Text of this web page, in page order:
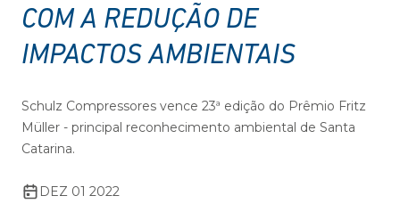
COM A REDUÇÃO DE
IMPACTOS AMBIENTAIS
Schulz Compressores vence 23ª edição do Prêmio Fritz
Müller - principal reconhecimento ambiental de Santa
Catarina.
DEZ 01 2022